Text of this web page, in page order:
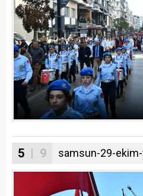
5 | 9 samsun-29-